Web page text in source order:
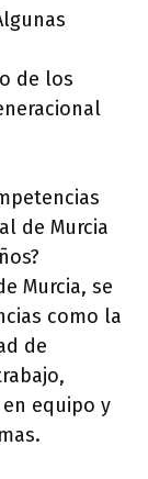
de los
de Murcia
Murcia, se
como la
de
equipo y